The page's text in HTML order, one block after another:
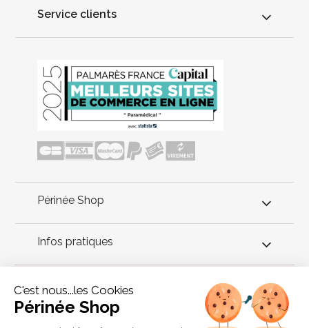
Service clients
Périnée Shop
Infos pratiques
Conseils périnée
Une librairie dédiée au périnée ! Nous avons sélectionné des
C'est nous...les Cookies
Périnée Shop